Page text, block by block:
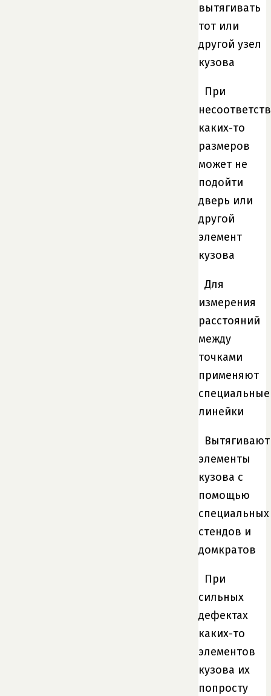
вытягивать
тот или
другой узел
кузова
При
каких-то
размеров
может не
подойти
дверь или
другой
элемент
кузова
Для
измерения
расстояний
между
точками
применяют
специальные
линейки
Вытягивают
элементы
кузова с
помощью
специальных
стендов и
домкратов
При
сильных
дефектах
каких-то
элементов
кузова их
попросту